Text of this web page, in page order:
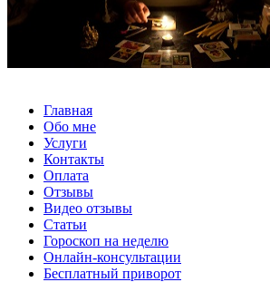
Главная
Обо мне
Услуги
Контакты
Оплата
Отзывы
Видео отзывы
Статьи
Гороскоп на неделю
Онлайн-консультации
Бесплатный приворот